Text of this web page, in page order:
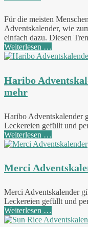
Für die meisten
Adventskalender, wie
einfach dazu. Diesen
Weiterlesen …
Haribo
mehr
Haribo Adventskalender
Leckereien gefüllt und
Weiterlesen …
Merci
Merci Adventskalender
Leckereien gefüllt und
Weiterlesen …